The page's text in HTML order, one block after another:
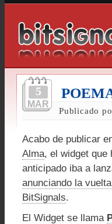
5
MAR
Publicado
Acabo de publicar
Alma, el widget que
anticipado iba a
anunciando la
BitSignals.
El Widget se llama